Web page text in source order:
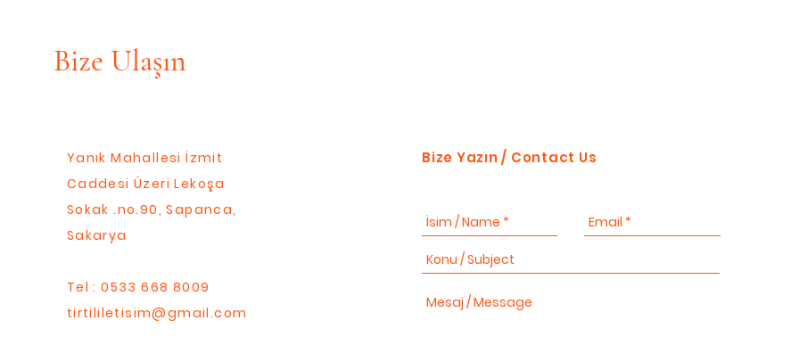
Bize Ulaşın
Yanık Mahallesi İzmit
Caddesi Üzeri Lekoşa
Sokak .no.90, Sapanca,
Sakarya
Tel : 0533 668 8009
tirtililetisim@gmail.com
Bize Yazın / Contact Us